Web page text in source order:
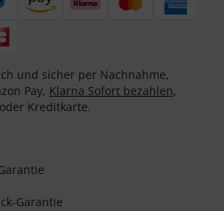
und sicher per Nachnahme,
Pay, Klarna Sofort bezahlen,
oder Kreditkarte.
Garantie